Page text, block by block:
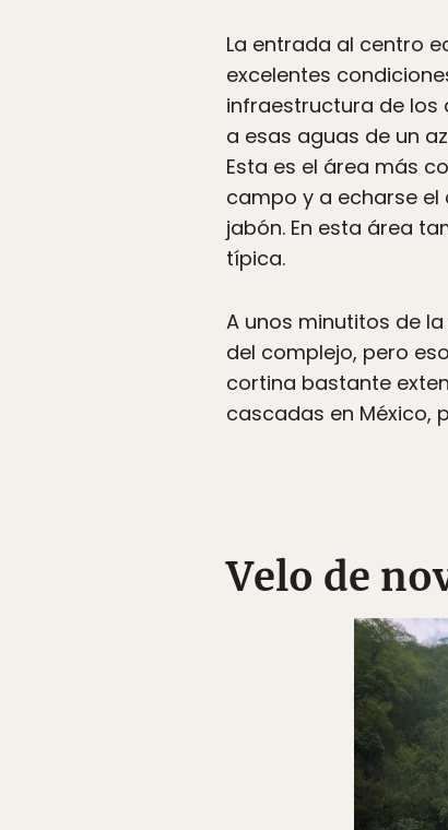
La entrada al centro
excelentes
infraestructura de los
a esas aguas de un
Esta es el área más
campo y a echarse
jabón. En esta área
típica.
A unos minutitos de
del complejo, pero
cortina bastante
cascadas en México,
Velo de